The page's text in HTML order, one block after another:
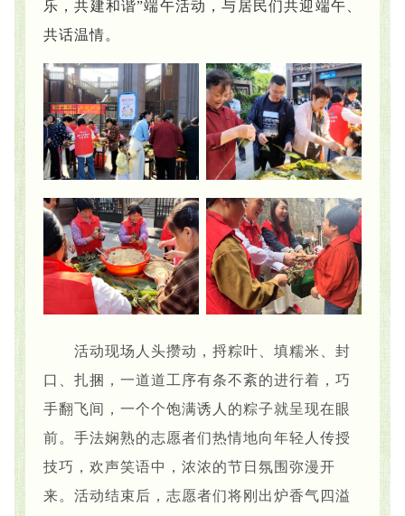
乐，共建和谐”端午活动，与居民们共迎端午、
共话温情。
活动现场人头攒动，捋粽叶、填糯米、封
口、扎捆，一道道工序有条不紊的进行着，巧
手翻飞间，一个个饱满诱人的粽子就呈现在眼
前。手法娴熟的志愿者们热情地向年轻人传授
技巧，欢声笑语中，浓浓的节日氛围弥漫开
来。活动结束后，志愿者们将刚出炉香气四溢